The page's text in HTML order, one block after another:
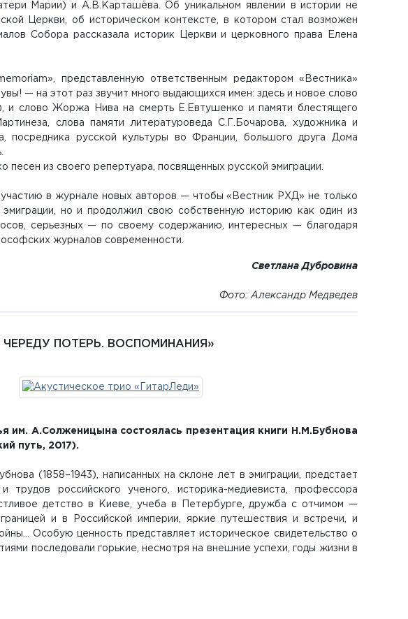
Марии) и А.В.Карташёва. Об уникальном явлении в истории не
Церкви, об историческом контексте, в котором стал возможен
Собора рассказала историк Церкви и церковного права Елена
представленную ответственным редактором «Вестника»
— на этот раз звучит много выдающихся имен: здесь и новое слово
и слово Жоржа Нива на смерть Е.Евтушенко и памяти блестящего
слова памяти литературоведа С.Г.Бочарова, художника и
посредника русской культуры во Франции, большого друга Дома
песен из своего репертуара, посвященных русской эмиграции.
в журнале новых авторов — чтобы «Вестник РХД» не только
но и продолжил свою собственную историю как один из
серьезных — по своему содержанию, интересных — благодаря
журналов современности.
Светлана Дубровина
Фото: Александр Медведев
ЧЕРЕДУ ПОТЕРЬ. ВОСПОМИНАНИЯ»
им. А.Солженицына состоялась презентация книги Н.М.Бубнова
путь, 2017).
(1858–1943), написанных на склоне лет в эмиграции, предстает
российского ученого, историка-медиевиста, профессора
детство в Киеве, учеба в Петербурге, дружба с отчимом —
и в Российской империи, яркие путешествия и встречи, и
Особую ценность представляет историческое свидетельство о
последовали горькие, несмотря на внешние успехи, годы жизни в